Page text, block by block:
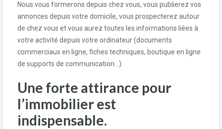
Nous vous formerons depuis chez vous, vous publierez vos
annonces depuis votre domicile, vous prospecterez autour
de chez vous et vous aurez toutes les informations liées à
votre activité depuis votre ordinateur (documents
commerciaux en ligne, fiches techniques, boutique en ligne
de supports de communication…).
Une forte attirance pour
l’immobilier est
indispensable.